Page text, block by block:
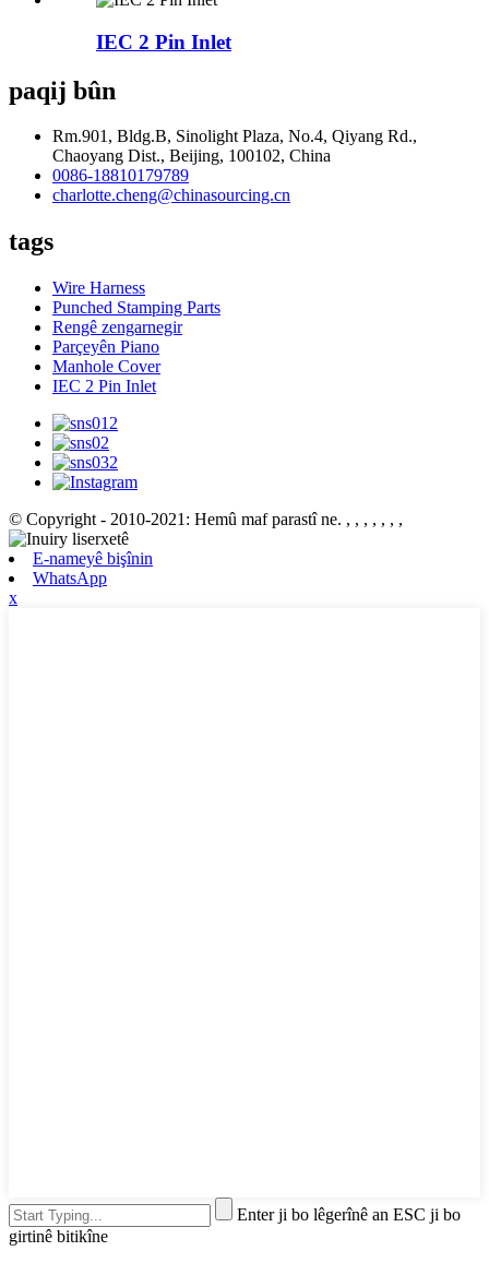
IEC 2 Pin Inlet
paqij bûn
Rm.901, Bldg.B, Sinolight Plaza, No.4, Qiyang Rd.,
Chaoyang Dist., Beijing, 100102, China
0086-18810179789
charlotte.cheng@chinasourcing.cn
tags
Wire Harness
Punched Stamping Parts
Rengê zengarnegir
Parçeyên Piano
Manhole Cover
IEC 2 Pin Inlet
© Copyright - 2010-2021: Hemû maf parastî ne. , , , , , , ,
E-nameyê bişînin
WhatsApp
x
Enter ji bo lêgerînê an ESC ji bo
girtinê bitikîne